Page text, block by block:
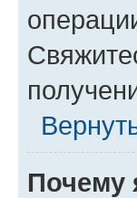
Почему